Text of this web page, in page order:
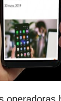
operadoras